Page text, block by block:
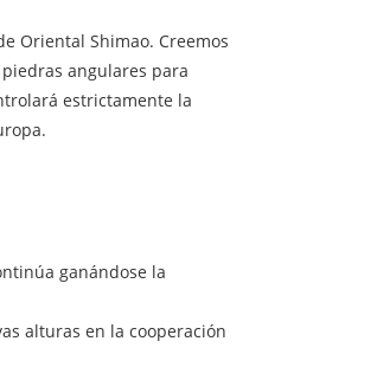
Oriental Shimao. Creemos
angulares para
estrictamente la
ganándose la
alturas en la cooperación